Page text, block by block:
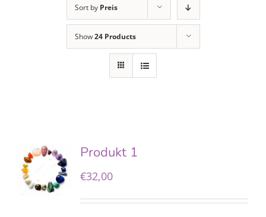
Sort by Preis
Show24 Products
Produkt 1
€32,00